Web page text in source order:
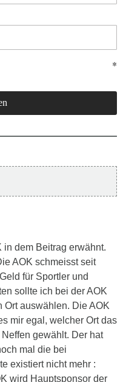
in dem Beitrag erwähnt.
AOK schmeisst seit
für Sportler und
sollte ich bei der AOK
Ort auswählen. Die AOK
mir egal, welcher Ort das
gewählt. Der hat
mal die bei
existiert nicht mehr :
wird Hauptsponsor der